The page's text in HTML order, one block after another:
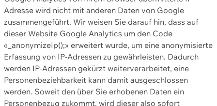
Adresse wird nicht mit anderen Daten von Google
zusammengeführt. Wir weisen Sie darauf hin, dass auf
dieser Website Google Analytics um den Code
«_anonymizeIp();» erweitert wurde, um eine anonymisierte
Erfassung von IP-Adressen zu gewährleisten. Dadurch
werden IP-Adressen gekürzt weiterverarbeitet, eine
Personenbeziehbarkeit kann damit ausgeschlossen
werden. Soweit den über Sie erhobenen Daten ein
Personenbezug zukommt, wird dieser also sofort